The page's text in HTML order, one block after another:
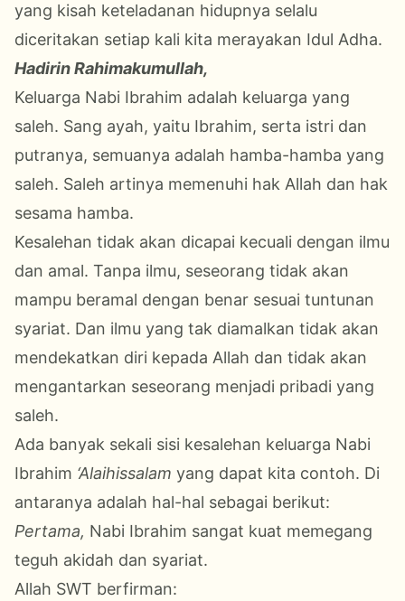
yang kisah keteladanan hidupnya selalu
diceritakan setiap kali kita merayakan Idul Adha.
Hadirin Rahimakumullah,
Keluarga Nabi Ibrahim adalah keluarga yang
saleh. Sang ayah, yaitu Ibrahim, serta istri dan
putranya, semuanya adalah hamba-hamba yang
saleh. Saleh artinya memenuhi hak Allah dan hak
sesama hamba.
Kesalehan tidak akan dicapai kecuali dengan ilmu
dan amal. Tanpa ilmu, seseorang tidak akan
mampu beramal dengan benar sesuai tuntunan
syariat. Dan ilmu yang tak diamalkan tidak akan
mendekatkan diri kepada Allah dan tidak akan
mengantarkan seseorang menjadi pribadi yang
saleh.
Ada banyak sekali sisi kesalehan keluarga Nabi
Ibrahim ‘Alaihissalam yang dapat kita contoh. Di
antaranya adalah hal-hal sebagai berikut:
Pertama, Nabi Ibrahim sangat kuat memegang
teguh akidah dan syariat.
Allah SWT berfirman: